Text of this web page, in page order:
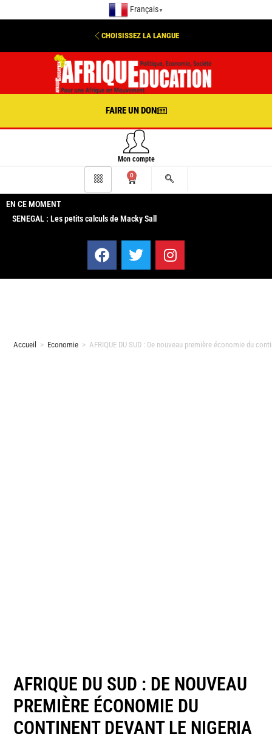
Français ▼
CHOISISSEZ LA LANGUE
FAIRE UN DON
Mon compte
0
EN CE MOMENT
SENEGAL : Les petits calculs de Macky Sall
Accueil > Economie > AFRIQUE DU SUD : De nouveau première économie du
AFRIQUE DU SUD : DE NOUVEAU
PREMIÈRE ÉCONOMIE DU
CONTINENT DEVANT LE NIGERIA